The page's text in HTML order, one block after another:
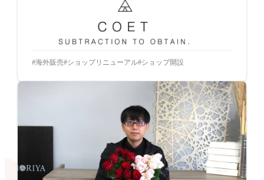
海外販売 ショップリニューアル ショップ開設